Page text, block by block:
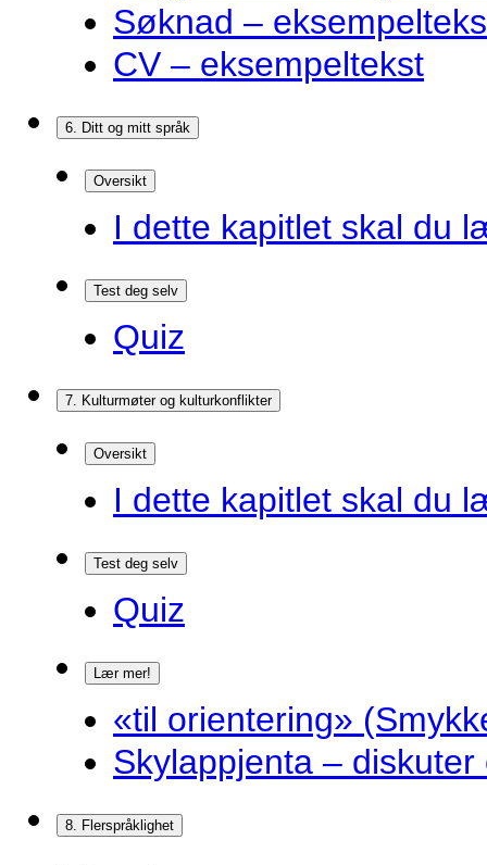
Søknad –
CV – eksempeltekst
6. Ditt og mitt språk
Oversikt
I dette kapitlet skal du
Test deg selv
Quiz
7. Kulturmøter og kulturkonflikter
Oversikt
I dette kapitlet skal du
Test deg selv
Quiz
Lær mer!
«til orientering»
Skylappjenta – diskuter
8. Flerspråklighet